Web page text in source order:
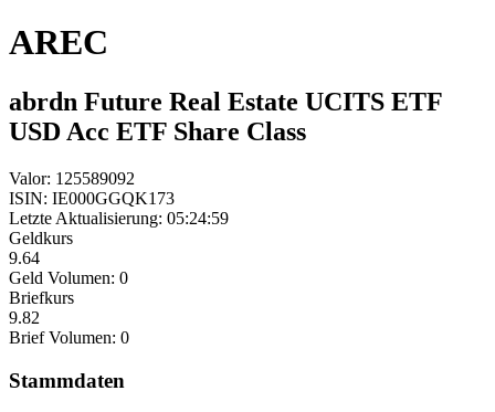
AREC
abrdn Future Real Estate UCITS ETF
USD Acc ETF Share Class
Valor: 125589092
ISIN: IE000GGQK173
Letzte Aktualisierung: 05:24:59
Geldkurs
9.64
Geld Volumen: 0
Briefkurs
9.82
Brief Volumen: 0
Stammdaten